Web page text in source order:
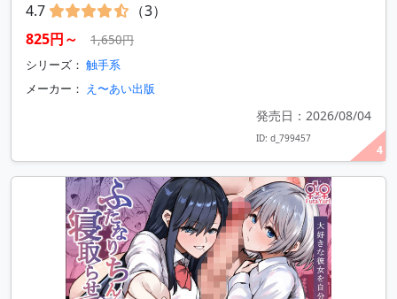
4
4.7
（3）
825円～
1,650円
シリーズ： 触手系
メーカー： え〜あい出版
発売日：2026/08/04
ID: d_799457